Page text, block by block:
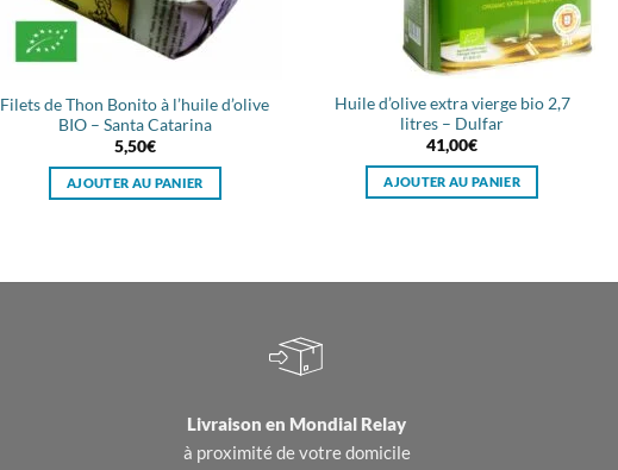
Filets de Thon Bonito à l’huile d’olive
BIO – Santa Catarina
5,50€
AJOUTER AU PANIER
Huile d’olive extra vierge bio 2,7
litres – Dulfar
41,00€
AJOUTER AU PANIER
Livraison en Mondial Relay
à proximité de votre domicile